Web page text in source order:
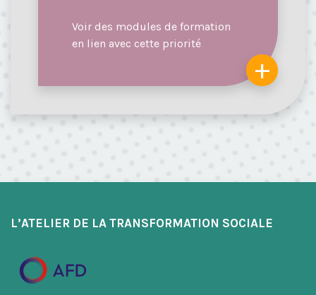
Voir des modules de formation
en lien avec cette priorité
+
L’ATELIER DE LA TRANSFORMATION SOCIALE